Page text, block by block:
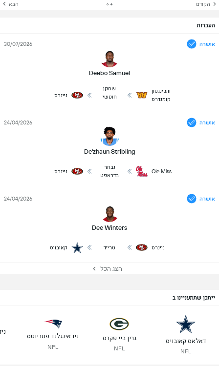
הקודם הבא
העברות
אושרה
Deebo Samuel
30/07/2026
וושינגטון
קומנדרס
שחקן
חופשי
ניינרס
אושרה
De'zhaun Stribling
24/04/2026
Ole Miss
נבחר
בדראפט
ניינרס
אושרה
Dee Winters
24/04/2026
ניינרס טרייד קאובויס
הצג הכל
ייתכן שתתעניינו ב
דאלאס קאובויס
NFL
גרין ביי פקרס
NFL
ניו אינגלנד פטריוטס
NFL